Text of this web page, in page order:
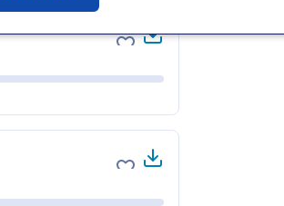
Ajouter aux favoris
Télécharger
Ajouter aux favoris